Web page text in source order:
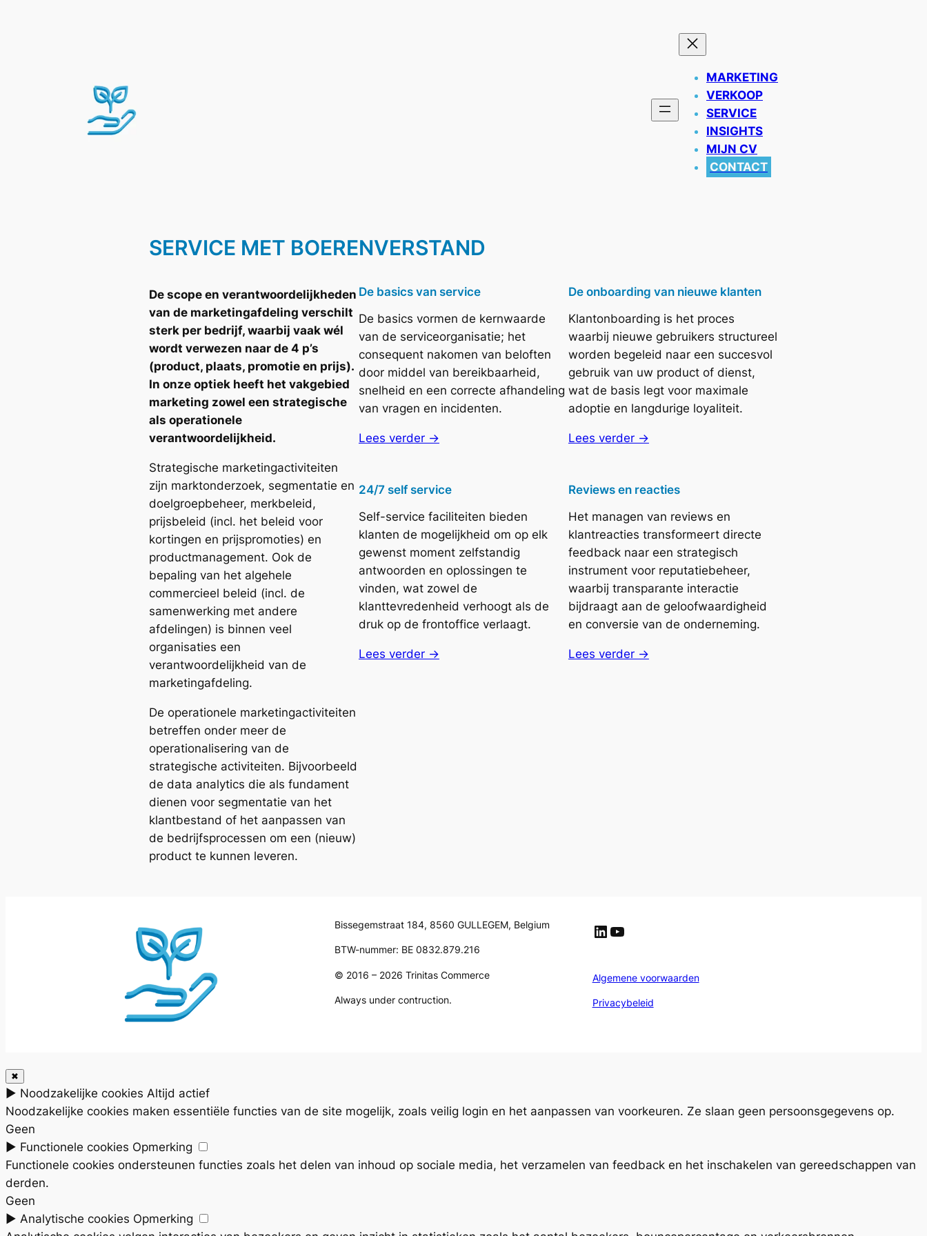
MARKETING
VERKOOP
SERVICE
INSIGHTS
MIJN CV
CONTACT
SERVICE MET BOERENVERSTAND
De scope en verantwoordelijkheden
van de marketingafdeling verschilt
sterk per bedrijf, waarbij vaak wél
wordt verwezen naar de 4 p’s
(product, plaats, promotie en prijs).
In onze optiek heeft het vakgebied
marketing zowel een strategische
als operationele
verantwoordelijkheid.
Strategische marketingactiviteiten
zijn marktonderzoek, segmentatie en
doelgroepbeheer, merkbeleid,
prijsbeleid (incl. het beleid voor
kortingen en prijspromoties) en
productmanagement. Ook de
bepaling van het algehele
commercieel beleid (incl. de
samenwerking met andere
afdelingen) is binnen veel
organisaties een
verantwoordelijkheid van de
marketingafdeling.
De operationele marketingactiviteiten
betreffen onder meer de
operationalisering van de
strategische activiteiten. Bijvoorbeeld
de data analytics die als fundament
dienen voor segmentatie van het
klantbestand of het aanpassen van
de bedrijfsprocessen om een (nieuw)
product te kunnen leveren.
De basics van service
De basics vormen de kernwaarde
van de serviceorganisatie; het
consequent nakomen van beloften
door middel van bereikbaarheid,
snelheid en een correcte afhandeling
van vragen en incidenten.
Lees verder →
De onboarding van nieuwe klanten
Klantonboarding is het proces
waarbij nieuwe gebruikers structureel
worden begeleid naar een succesvol
gebruik van uw product of dienst,
wat de basis legt voor maximale
adoptie en langdurige loyaliteit.
Lees verder →
24/7 self service
Self-service faciliteiten bieden
klanten de mogelijkheid om op elk
gewenst moment zelfstandig
antwoorden en oplossingen te
vinden, wat zowel de
klanttevredenheid verhoogt als de
druk op de frontoffice verlaagt.
Lees verder →
Reviews en reacties
Het managen van reviews en
klantreacties transformeert directe
feedback naar een strategisch
instrument voor reputatiebeheer,
waarbij transparante interactie
bijdraagt aan de geloofwaardigheid
en conversie van de onderneming.
Lees verder →
Bissegemstraat 184, 8560 GULLEGEM, Belgium
BTW-nummer: BE 0832.879.216
© 2016 – 2026 Trinitas Commerce
Always under contruction.
LinkedIn YouTube
Algemene voorwaarden
Privacybeleid
✖
► Noodzakelijke cookies Altijd actief
Noodzakelijke cookies maken essentiële functies van de site mogelijk, zoals veilig login en het aanpassen van voorkeuren. Ze slaan geen persoonsgegevens op.
Geen
► Functionele cookies Opmerking
Functionele cookies ondersteunen functies zoals het delen van inhoud op sociale media, het verzamelen van feedback en het inschakelen van gereedschappen van
derden.
Geen
► Analytische cookies Opmerking